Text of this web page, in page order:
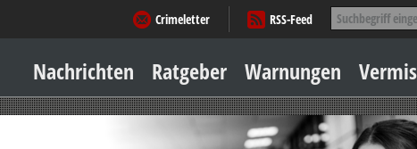
Suche
nach:
Crimeletter
RSS-Feed
Inhalt
springen
Nachrichten Ratgeber
Sicher zu Hause
Warnungen